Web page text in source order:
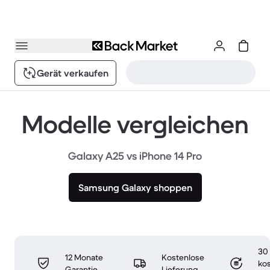
Gerät verkaufen
Modelle vergleichen
Galaxy A25 vs iPhone 14 Pro
Samsung Galaxy shoppen
12 Monate
Kostenlose
30